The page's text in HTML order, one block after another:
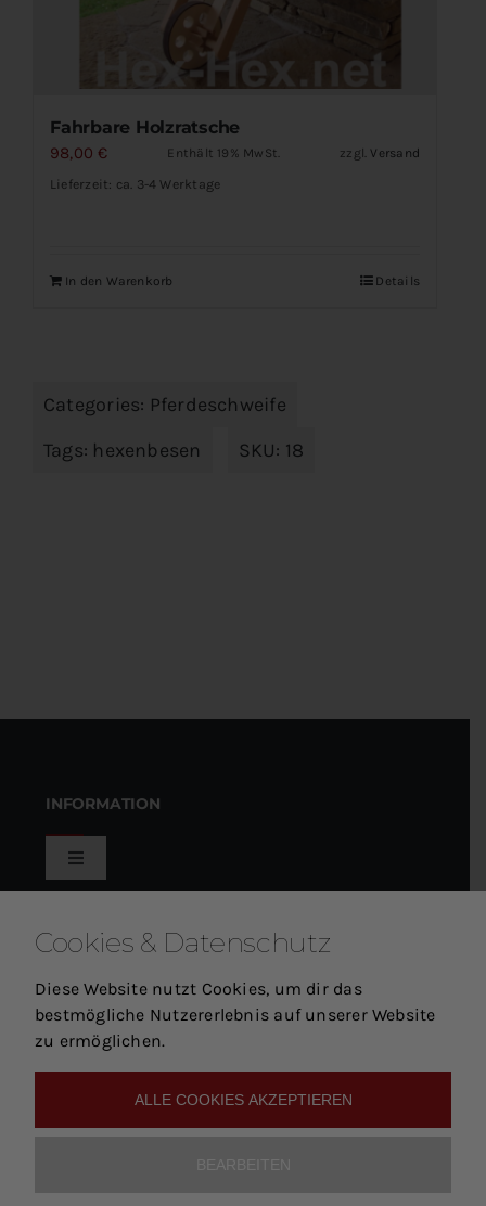
Fahrbare Holzratsche
98,00 € Enthält 19% MwSt. zzgl. Versand
Lieferzeit: ca. 3-4 Werktage
In den Warenkorb Details
Categories: Pferdeschweife
Tags: hexenbesen SKU: 18
INFORMATION
Toggle
Navigation
Impressum
Allgemeine Geschäftsbedingungen
Widerruf
KUNDENSERVICE
Toggle
Navigation
Mein Warenkorb
SCHLAGWÖRTER
Cookies & Datenschutz
Diese Website nutzt Cookies, um dir das
bestmögliche Nutzererlebnis auf unserer Website
zu ermöglichen.
ALLE COOKIES AKZEPTIEREN